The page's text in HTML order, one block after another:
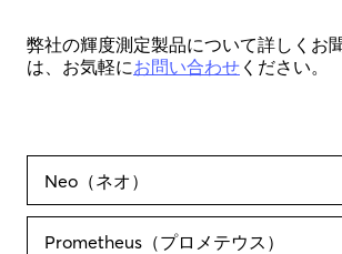
弊社の輝度測定製品について詳しくお
は、お気軽にお問い合わせ ください。
Neo（ネオ）
Prometheus（プロメテウス）